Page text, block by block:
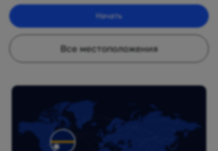
Начать
Все местоположения